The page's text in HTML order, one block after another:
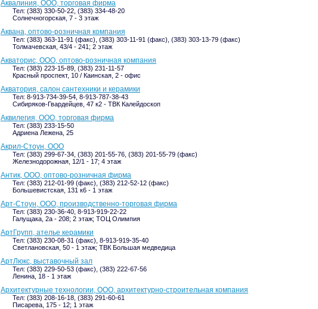
Аквалиния, ООО, торговая фирма
Тел: (383) 330-50-22, (383) 334-48-20
Солнечногорская, 7 - 3 этаж
Аквана, оптово-розничная компания
Тел: (383) 363-11-91 (факс), (383) 303-11-91 (факс), (383) 303-13-79 (факс)
Толмачевская, 43/4 - 241; 2 этаж
Акваторис, ООО, оптово-розничная компания
Тел: (383) 223-15-89, (383) 231-11-57
Красный проспект, 10 / Каинская, 2 - офис
Акватория, салон сантехники и керамики
Тел: 8-913-734-39-54, 8-913-787-38-43
Сибиряков-Гвардейцев, 47 к2 - ТВК Калейдоскоп
Аквилегия, ООО, торговая фирма
Тел: (383) 233-15-50
Адриена Лежена, 25
Акрил-Стоун, ООО
Тел: (383) 299-67-34, (383) 201-55-76, (383) 201-55-79 (факс)
Железнодорожная, 12/1 - 17; 4 этаж
Антик, ООО, оптово-розничная фирма
Тел: (383) 212-01-99 (факс), (383) 212-52-12 (факс)
Большевистская, 131 к6 - 1 этаж
Арт-Стоун, ООО, производственно-торговая фирма
Тел: (383) 230-36-40, 8-913-919-22-22
Галущака, 2а - 208; 2 этаж; ТОЦ Олимпия
АртГрупп, ателье керамики
Тел: (383) 230-08-31 (факс), 8-913-919-35-40
Светлановская, 50 - 1 этаж; ТВК Большая медведица
АртЛюкс, выставочный зал
Тел: (383) 229-50-53 (факс), (383) 222-67-56
Ленина, 18 - 1 этаж
Архитектурные технологии, ООО, архитектурно-строительная компания
Тел: (383) 208-16-18, (383) 291-60-61
Писарева, 175 - 12; 1 этаж